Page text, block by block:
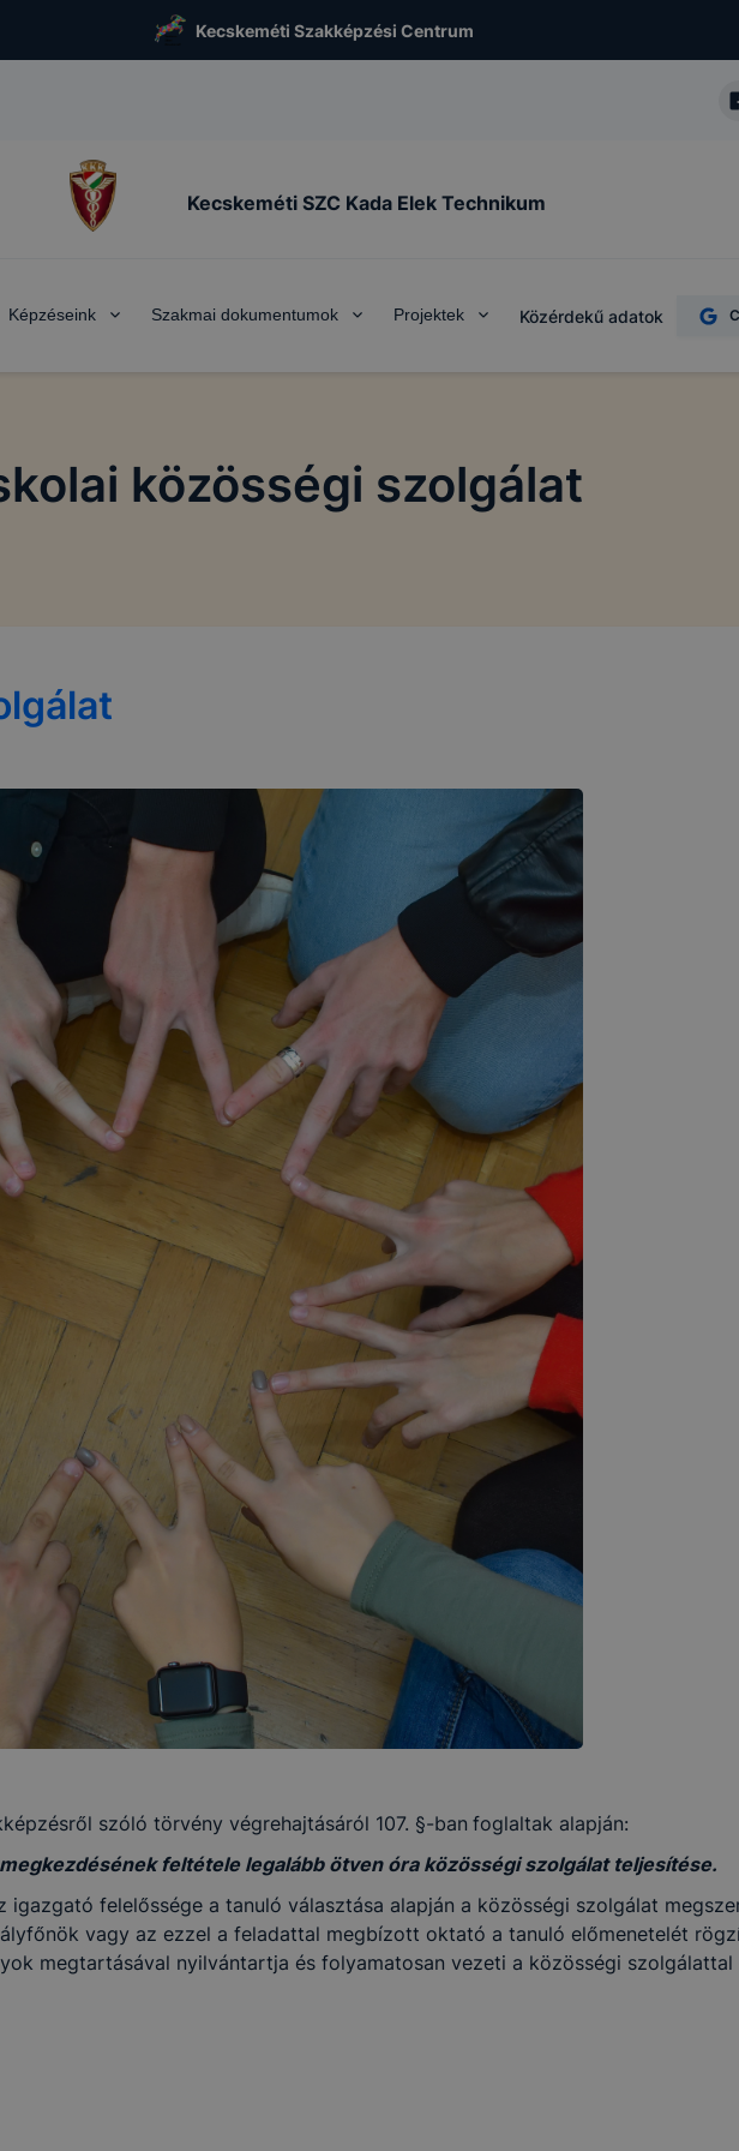
Kecskeméti Szakképzési Centrum
Kecskeméti SZC Kada Elek Technikum
Képzéseink Szakmai dokumentumok Projektek Közérdekű adatok
közösségi szolgálat
szóló törvény végrehajtásáról 107. §-ban foglaltak alapján:
feltétele legalább ötven óra közösségi szolgálat teljesítése.
felelőssége a tanuló választása alapján a közösségi szolgálat
vagy az ezzel a feladattal megbízott oktató a tanuló előmenetelét
megtartásával nyilvántartja és folyamatosan vezeti a közösségi